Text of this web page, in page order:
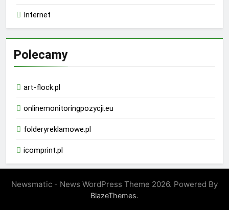
Internet
Polecamy
art-flock.pl
onlinemonitoringpozycji.eu
folderyreklamowe.pl
icomprint.pl
Newsmatic - News WordPress Theme 2026. Powered By
BlazeThemes.